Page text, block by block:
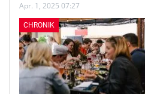
Apr. 1, 2025 07:27
CHRONIK